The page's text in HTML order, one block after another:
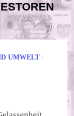
UMWELT/